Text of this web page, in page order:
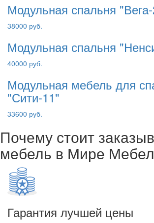
Модульная спальня
38000 руб.
Модульная спальня
40000 руб.
Модульная мебель для
"Сити-11"
33600 руб.
Почему стоит
мебель в Мире
Гарантия лучшей цены